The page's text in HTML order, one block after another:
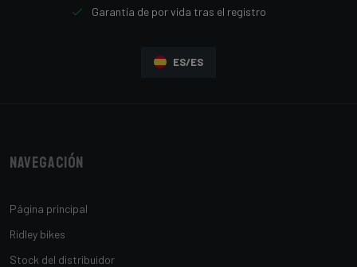
Garantía de por vida tras el registro
ES/ES
Navegación
Página principal
Ridley bikes
Stock del distribuidor